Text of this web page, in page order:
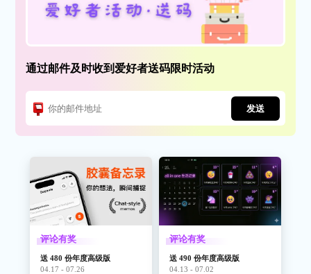
通过邮件及时收到爱好者送码限时活动
发送
评论有奖
送 480 份年度高级版
04.17 - 07.26
评论有奖
送 490 份年度高级版
04.13 - 07.02